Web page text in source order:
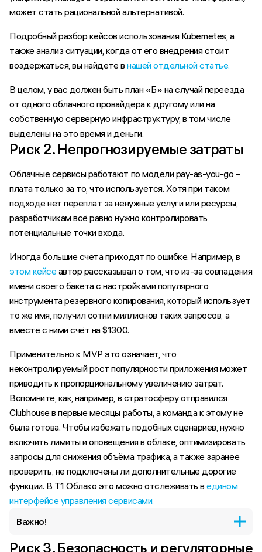
может стать рациональной альтернативой.
Подробный разбор кейсов использования Kubernetes, а
также анализ ситуации, когда от его внедрения стоит
воздержаться, вы найдете внашей отдельной статье.
В целом, у вас должен быть план «Б» на случай переезда
от одного облачного провайдера к другому или на
собственную серверную инфраструктуру, в том числе
выделены на это время и деньги.
Риск 2. Непрогнозируемые затраты
Облачные сервисы работают по модели pay-as-you-go –
плата только за то, что используется. Хотя при таком
подходе нет переплат за ненужные услуги или ресурсы,
разработчикам всё равно нужно контролировать
потенциальные точки входа.
Иногда большие счета приходят по ошибке. Например, в
этом кейсе автор рассказывал о том, что из-за совпадения
имени своего бакета с настройками популярного
инструмента резервного копирования, который использует
то же имя, получил сотни миллионов таких запросов, а
вместе с ними счёт на $1300.
Применительно к MVP это означает, что
неконтролируемый рост популярности приложения может
приводить к пропорциональному увеличению затрат.
Вспомните, как, например, в стратосферу отправился
Clubhouse в первые месяцы работы, а команда к этому не
была готова. Чтобы избежать подобных сценариев, нужно
включить лимиты и оповещения в облаке, оптимизировать
запросы для снижения объёма трафика, а также заранее
проверить, не подключены ли дополнительные дорогие
функции. В Т1 Облако это можно отслеживать ведином
интерфейсе управления сервисами.
Важно!
Риск 3. Безопасность и регуляторные